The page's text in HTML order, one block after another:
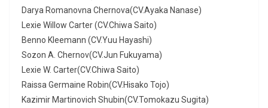
Darya Romanovna Chernova(CV.Ayaka Nanase)
Lexie Willow Carter (CV.Chiwa Saito)
Benno Kleemann (CV.Yuu Hayashi)
Sozon A. Chernov(CV.Jun Fukuyama)
Lexie W. Carter(CV.Chiwa Saito)
Raissa Germaine Robin(CV.Hisako Tojo)
Kazimir Martinovich Shubin(CV.Tomokazu Sugita)